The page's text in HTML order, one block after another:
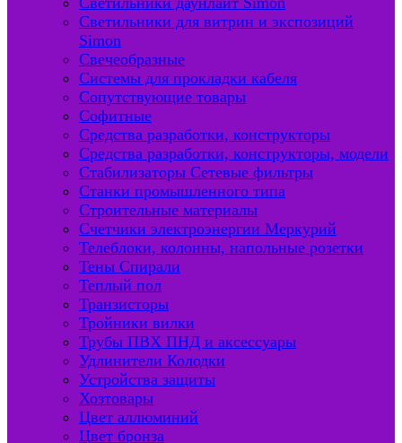
Светильники для витрин и экспозиций
Simon
Свечеобразные
Системы для прокладки кабеля
Сопутствующие товары
Софитные
Средства разработки, конструкторы
Средства разработки, конструкторы, модели
Стабилизаторы Сетевые фильтры
Станки промышленного типа
Строительные материалы
Счетчики электроэнергии Меркурий
Телеблоки, колонны, напольные розетки
Тены Спирали
Теплый пол
Транзисторы
Тройники вилки
Трубы ПВХ ПНД и аксессуары
Удлинители Колодки
Устройства защиты
Хозтовары
Цвет аллюминий
Цвет бронза